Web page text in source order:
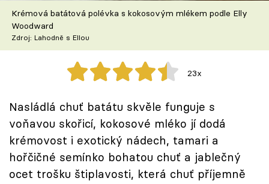
Speciál: Cuketa
Těhotnej kuchař
Sledujte prima+
Přihlášení
Sledujte nás
Krémová batátová polévka s kokosovým mlékem podle Elly
Woodward
Zdroj: Lahodně s Ellou
23x
Nasládlá chuť batátu skvěle funguje s
voňavou skořicí, kokosové mléko jí dodá
krémovost i exotický nádech, tamari a
hořčičné semínko bohatou chuť a jablečný
ocet trošku štiplavosti, která chuť příjemně